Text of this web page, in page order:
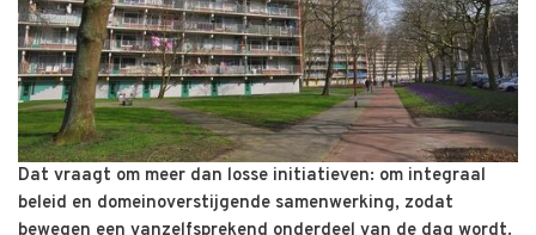
Dat vraagt om meer dan losse initiatieven: om integraal
beleid en domeinoverstijgende samenwerking, zodat
bewegen een vanzelfsprekend onderdeel van de dag wordt.